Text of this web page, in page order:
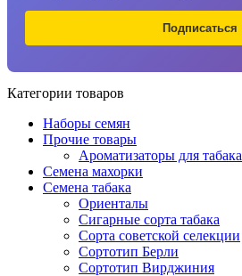
Подписаться
Категории товаров
Наборы семян
Прочие товары
Ароматизаторы для табака
Семена махорки
Семена табака
Ориенталы
Сигарные сорта табака
Сорта советской селекции
Сортотип Берли
Сортотип Вирджиния